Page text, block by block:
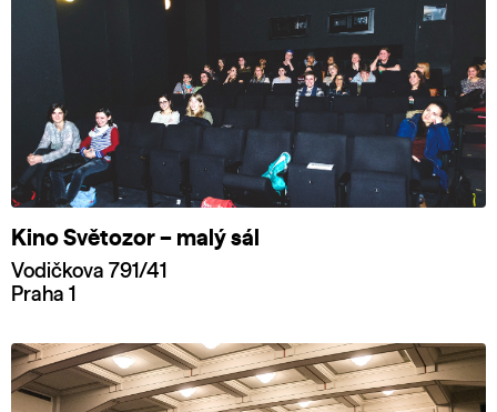
Kino Světozor – malý sál
Vodičkova 791/41
Praha 1